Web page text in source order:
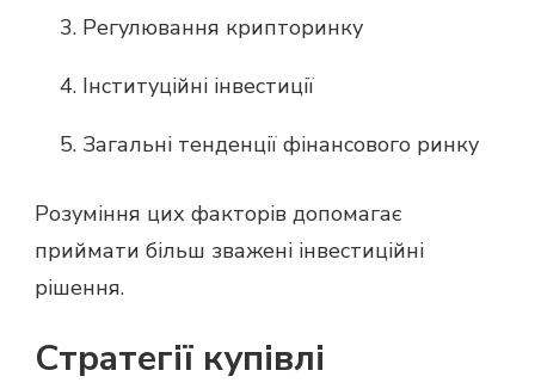
Регулювання крипторинку
Інституційні інвестиції
Загальні тенденції фінансового ринку
Розуміння цих факторів допомагає
приймати більш зважені інвестиційні
рішення.
Стратегії купівлі